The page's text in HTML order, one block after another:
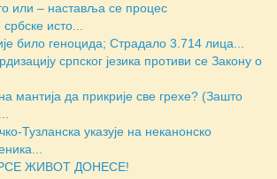
или – наставља се процес
исто...
било геноцида; Страдало 3.714 лица...
српског језика противи се Закону о
мантија да прикрије све грехе? (Зашто
Тузланска указује на неканонско
ЖИВОТ ДОНЕСЕ!